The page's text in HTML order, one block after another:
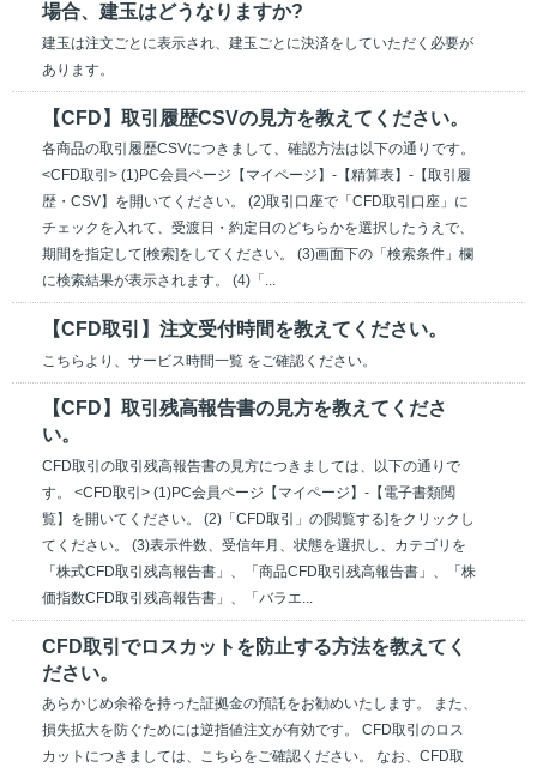
場合、建玉はどうなりますか?
建玉は注文ごとに表示され、建玉ごとに決済をしていただく必要が
あります。
【CFD】取引履歴CSVの見方を教えてください。
各商品の取引履歴CSVにつきまして、確認方法は以下の通りです。
<CFD取引> (1)PC会員ページ【マイページ】-【精算表】-【取引履
歴・CSV】を開いてください。 (2)取引口座で「CFD取引口座」に
チェックを入れて、受渡日・約定日のどちらかを選択したうえで、
期間を指定して[検索]をしてください。 (3)画面下の「検索条件」欄
に検索結果が表示されます。 (4)「...
【CFD取引】注文受付時間を教えてください。
こちらより、サービス時間一覧 をご確認ください。
【CFD】取引残高報告書の見方を教えてくださ
い。
CFD取引の取引残高報告書の見方につきましては、以下の通りで
す。 <CFD取引> (1)PC会員ページ【マイページ】-【電子書類閲
覧】を開いてください。 (2)「CFD取引」の[閲覧する]をクリックし
てください。 (3)表示件数、受信年月、状態を選択し、カテゴリを
「株式CFD取引残高報告書」、「商品CFD取引残高報告書」、「株
価指数CFD取引残高報告書」、「バラエ...
CFD取引でロスカットを防止する方法を教えてく
ださい。
あらかじめ余裕を持った証拠金の預託をお勧めいたします。 また、
損失拡大を防ぐためには逆指値注文が有効です。 CFD取引のロス
カットにつきましては、こちらをご確認ください。 なお、CFD取